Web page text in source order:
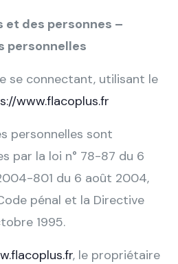
et des personnes –
personnelles
se connectant, utilisant le
www.flacoplus.fr
personnelles sont
par la loi n° 78-87 du 6
801 du 6 août 2004,
pénal et la Directive
1995.
, le propriétaire